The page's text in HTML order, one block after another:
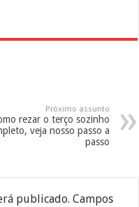
Próximo assunto
rezar o terço sozinho
veja nosso passo a
passo
publicado. Campos